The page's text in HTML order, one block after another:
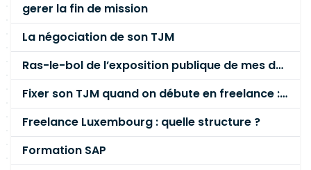
gerer la fin de mission
La négociation de son TJM
Ras-le-bol de l’exposition publique de mes données personnelles liées à mon entreprise
Fixer son TJM quand on débute en freelance : la méthode mathématique (et pas au feeling) 🛑
Freelance Luxembourg : quelle structure ?
Formation SAP